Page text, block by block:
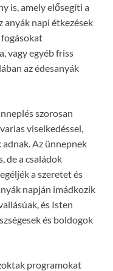
is, amely elősegíti a
anyák napi étkezések
vagy egyéb friss
az édesanyák
szorosan
viselkedéssel,
adnak. Az ünnepnek
de a családok
a szeretet és
napján imádkozik
és Isten
és boldogok
programokat